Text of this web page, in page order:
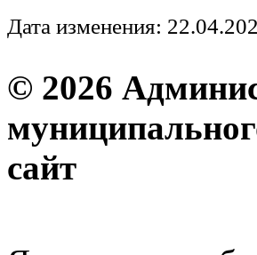
Дата изменения:
© 2026